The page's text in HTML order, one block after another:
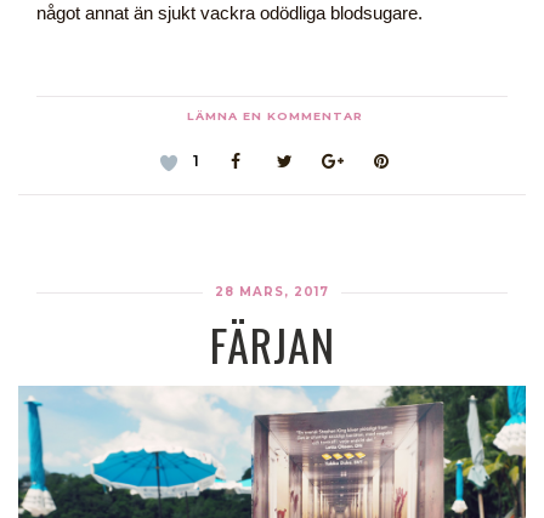
något annat än sjukt vackra odödliga blodsugare.
LÄMNA EN KOMMENTAR
1
28 MARS, 2017
FÄRJAN